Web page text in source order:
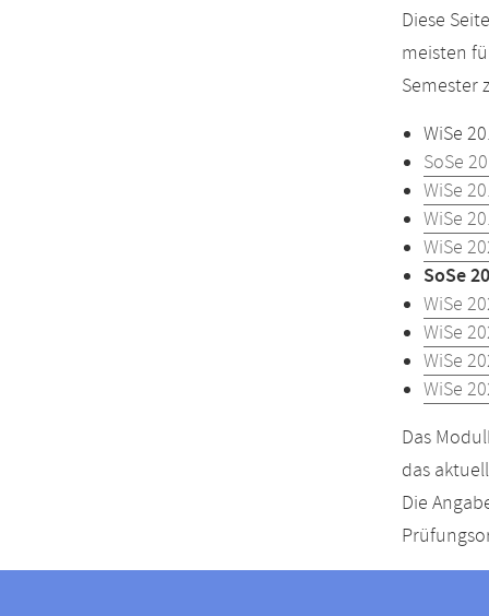
Diese
meisten
Semester
WiSe
SoSe
WiSe
WiSe
WiSe
SoSe
WiSe
WiSe
WiSe
WiSe
Das
das
Die